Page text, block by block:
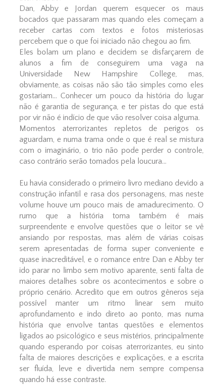
Dan, Abby e Jordan querem esquecer os maus
bocados que passaram mas quando eles começam a
receber cartas com textos e fotos misteriosas
percebem que o que foi iniciado não chegou ao fim.
Eles bolam um plano e decidem se disfarçarem de
alunos a fim de conseguirem uma vaga na
Universidade New Hampshire College, mas,
obviamente, as coisas não são tão simples como eles
gostariam... Conhecer um pouco da história do lugar
não é garantia de segurança, e ter pistas do que está
por vir não é indício de que vão resolver coisa alguma.
Momentos aterrorizantes repletos de perigos os
aguardam, e numa trama onde o que é real se mistura
com o imaginário, o trio não pode perder o controle,
caso contrário serão tomados pela loucura...
Eu havia considerado o primeiro livro mediano devido a
construção infantil e rasa dos personagens, mas neste
volume houve um pouco mais de amadurecimento. O
rumo que a história toma também é mais
surpreendente e envolve questões que o leitor se vê
ansiando por respostas, mas além de várias coisas
serem apresentadas de forma super conveniente e
quase inacreditável, e o romance entre Dan e Abby ter
ido parar no limbo sem motivo aparente, senti falta de
maiores detalhes sobre os acontecimentos e sobre o
próprio cenário. Acredito que em outros gêneros seja
possível manter um ritmo linear sem muito
aprofundamento e indo direto ao ponto, mas numa
história que envolve tantas questões e elementos
ligados ao psicológico e seus mistérios, principalmente
quando esperando por coisas aterrorizantes, eu sinto
falta de maiores descrições e explicações, e a escrita
ser fluída, leve e divertida nem sempre compensa
quando há esse contraste.